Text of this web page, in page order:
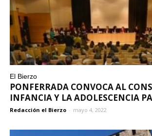
El Bierzo
PONFERRADA CONVOCA AL
INFANCIA Y LA ADOLESCENCIA
Redacción el Bierzo - mayo 4, 2022